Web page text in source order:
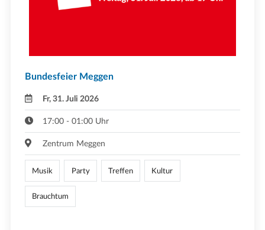
Bundesfeier Meggen
Fr, 31. Juli 2026
17:00 - 01:00 Uhr
Zentrum Meggen
Musik Party Treffen Kultur
Brauchtum